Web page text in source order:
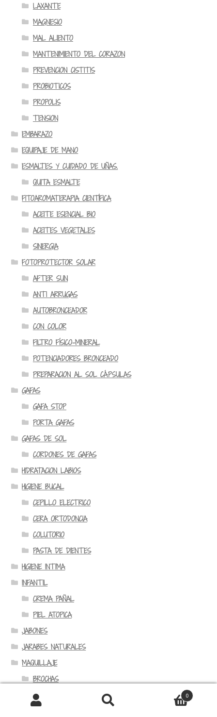
LAXANTE
MAGNESIO
MAL ALIENTO
MANTENIMIENTO DEL CORAZON
PREVENCION CISTITIS
PROBIOTICOS
PROPOLIS
TENSION
EMBARAZO
EQUIPAJE DE MANO
ESMALTES Y CUIDADO DE UÑAS.
QUITA ESMALTE
FITOAROMATERAPIA CIENTÍFICA
ACEITE ESENCIAL BIO
ACEITES VEGETALES
SINERGIA
FOTOPROTECTOR SOLAR
AFTER SUN
ANTI ARRUGAS
AUTOBRONCEADOR
CON COLOR
FILTRO FÍSICO-MINERAL
POTENCIADORES BRONCEADO
PREPARACION AL SOL CÁPSULAS
GAFAS
GAFA STOP
PORTA GAFAS
GAFAS DE SOL
CORDONES DE GAFAS
HIDRATACION LABIOS
HIGIENE BUCAL
CEPILLO ELECTRICO
CERA ORTODONCIA
COLUTORIO
PASTA DE DIENTES
HIGIENE INTIMA
INFANTIL
CREMA PAÑAL
PIEL ATOPICA
JABONES
JARABES NATURALES
MAQUILLAJE
BROCHAS
CARA
0